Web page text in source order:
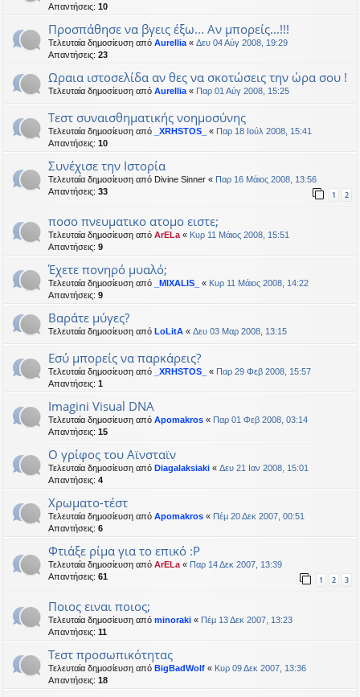
Απαντήσεις: 10
Προσπάθησε να βγεις έξω... Αν μπορείς...!!!
Τελευταία δημοσίευση από Aurellia « Δευ 04 Αύγ 2008, 19:29
Απαντήσεις: 23
Ωραια ιστοσελίδα αν θες να σκοτώσεις την ώρα σου !
Τελευταία δημοσίευση από Aurellia « Παρ 01 Αύγ 2008, 15:25
Τεστ συναισθηματικής νοημοσύνης
Τελευταία δημοσίευση από _XRHSTOS_ « Παρ 18 Ιούλ 2008, 15:41
Απαντήσεις: 10
Συνέχισε την Ιστορία
Τελευταία δημοσίευση από Divine Sinner « Παρ 16 Μάιος 2008, 13:56
Απαντήσεις: 33 1 2
ποσο πνευματικο ατομο ειστε;
Τελευταία δημοσίευση από ArELa « Κυρ 11 Μάιος 2008, 15:51
Απαντήσεις: 9
Έχετε πονηρό μυαλό;
Τελευταία δημοσίευση από _MIXALIS_ « Κυρ 11 Μάιος 2008, 14:22
Απαντήσεις: 9
Βαράτε μύγες?
Τελευταία δημοσίευση από LoLitA « Δευ 03 Μαρ 2008, 13:15
Εσύ μπορείς να παρκάρεις?
Τελευταία δημοσίευση από _XRHSTOS_ « Παρ 29 Φεβ 2008, 15:57
Απαντήσεις: 1
Imagini Visual DNA
Τελευταία δημοσίευση από Apomakros « Παρ 01 Φεβ 2008, 03:14
Απαντήσεις: 15
Ο γρίφος του Αϊνσταϊν
Τελευταία δημοσίευση από Diagalaksiaki « Δευ 21 Ιαν 2008, 15:01
Απαντήσεις: 4
Χρωματο-τέστ
Τελευταία δημοσίευση από Apomakros « Πέμ 20 Δεκ 2007, 00:51
Απαντήσεις: 6
Φτιάξε ρίμα για το επικό :Ρ
Τελευταία δημοσίευση από ArELa « Παρ 14 Δεκ 2007, 13:39
Απαντήσεις: 61 1 2 3
Ποιος ειναι ποιος;
Τελευταία δημοσίευση από minoraki « Πέμ 13 Δεκ 2007, 13:23
Απαντήσεις: 11
Τεστ προσωπικότητας
Τελευταία δημοσίευση από BigBadWolf « Κυρ 09 Δεκ 2007, 13:36
Απαντήσεις: 18